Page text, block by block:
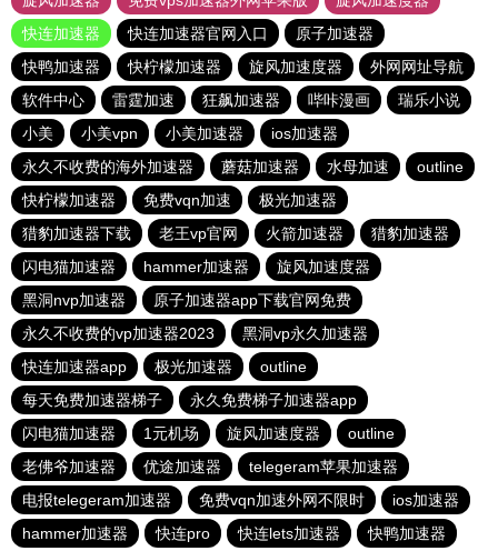
快连加速器
快连加速器官网入口
原子加速器
快鸭加速器
快柠檬加速器 旋风加速度器
外网网址导航
软件中心
雷霆加速 狂飙加速器 哔咔漫画
瑞乐小说
小美
小美vpn 小美加速器
ios加速器
永久不收费的海外加速器
蘑菇加速器 水母加速
outline
快柠檬加速器
免费vqn加速
极光加速器
猎豹加速器下载
老王vp官网 火箭加速器
猎豹加速器
闪电猫加速器
hammer加速器
旋风加速度器
黑洞nvp加速器
原子加速器app下载官网免费
永久不收费的vp加速器2023
黑洞vp永久加速器
快连加速器app
极光加速器
outline
每天免费加速器梯子
永久免费梯子加速器app
闪电猫加速器
1元机场 旋风加速度器
outline
老佛爷加速器
优途加速器
telegeram苹果加速器
电报telegeram加速器
免费vqn加速外网不限时
ios加速器
hammer加速器
快连pro 快连lets加速器 快鸭加速器